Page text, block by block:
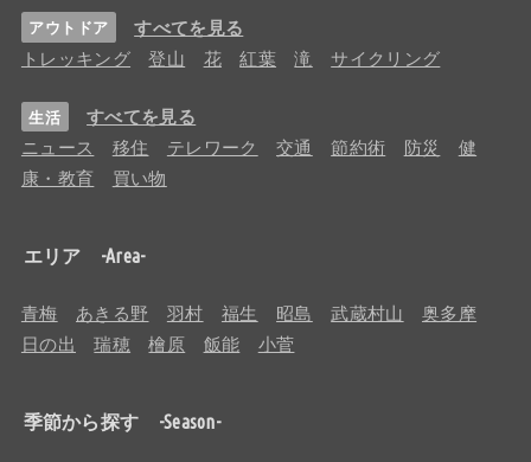
アウトドア すべてを見る
トレッキング 登山 花 紅葉 滝 サイクリング
生活 すべてを見る
ニュース 移住 テレワーク 交通 節約術 防災
健
康・教育
買い物
エリア -Area-
青梅 あきる野 羽村 福生 昭島 武蔵村山
奥多摩
日の出
瑞穂 檜原 飯能 小菅
季節から探す -Season-